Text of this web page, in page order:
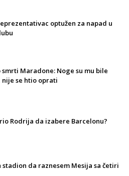
optužen za napad u
smrti Maradone: Noge su mu bile
nije se htio oprati
Rodrija da izabere Barcelonu?
stadion da raznesem Mesija sa četiri